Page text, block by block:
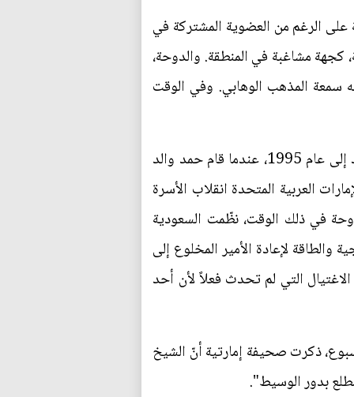
على الرغم من العضوية المشتركة في
كجهة مشاغبة في المنطقة. والدوحة،
سمعة المذهب الوهابي. وفي الوقت
وعلى الرغم من الأزمة الدبلوماسية التي دامت ثمانية أشهر في عام 2014، فإن جذور الأزمة الراهنة تعود إلى عام 1995، عندما قام حمد والد
العربية المتحدة انقلاب الأسرة
في ذلك الوقت، نظّمت السعودية
والطاقة لإعادة الأمير المخلوع إلى
التي لم تحدث فعلاً لأن أحد
ذكرت صحيفة إمارتية أنّ الشيخ
بدور الوسيط".